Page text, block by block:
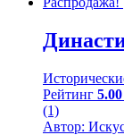
Рейтинг 5.00
(1)
Автор: